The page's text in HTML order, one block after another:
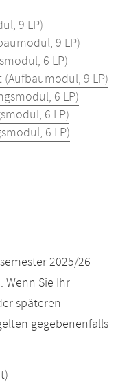
9 LP)
9 LP)
6 LP)
9 LP)
6 LP)
6 LP)
6 LP)
2025/26
Sie Ihr
späteren
gegebenenfalls